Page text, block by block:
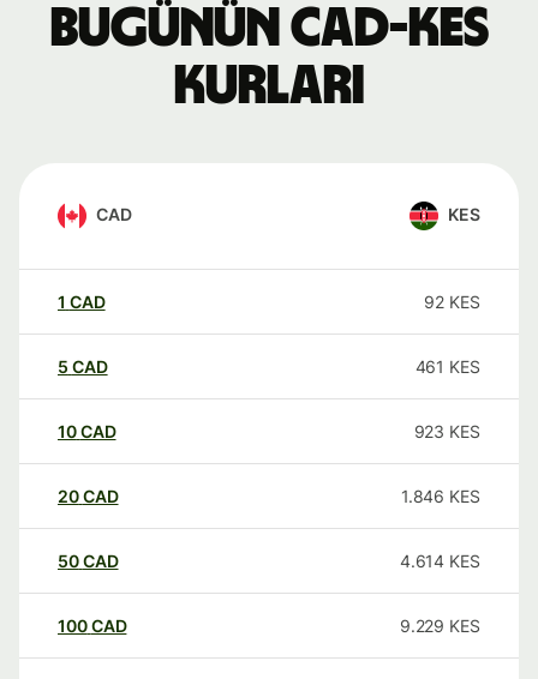
Bugünün CAD-KES
kurları
CAD KES
1 CAD 92 KES
5 CAD 461 KES
10CAD 923 KES
20CAD 1.846 KES
50CAD 4.614 KES
100CAD 9.229 KES